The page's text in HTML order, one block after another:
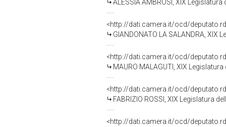
ALESSIA AMBROSI, XIX
<http://dati.camera.it/ocd/
GIANDONATO LA SALANDRA, XIX
<http://dati.camera.it/ocd/
MAURO MALAGUTI, XIX
<http://dati.camera.it/ocd/
FABRIZIO ROSSI, XIX Legislatura
<http://dati.camera.it/ocd/